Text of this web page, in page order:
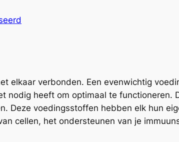
elkaar verbonden. Een evenwichtig
nodig heeft om optimaal te functioneren.
Deze voedingsstoffen hebben elk hun
cellen, het ondersteunen van je